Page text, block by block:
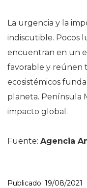
La urgencia y la
indiscutible. Pocos
encuentran en un
favorable y reúnen
ecosistémicos
planeta. Península
impacto global.
Fuente: Agencia
Publicado: 19/08/2021